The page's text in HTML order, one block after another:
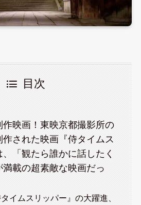
目次
作映画！東映京都撮影所の
された映画『侍タイムス
、「観たら誰かに話したく
満載の超素敵な映画だっ
イムスリッパー』の大躍進、